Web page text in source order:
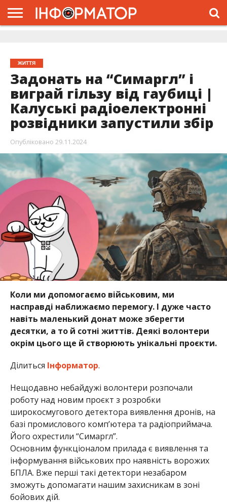
ЖИТТЯ
Задонать на “Симаргл” і
виграй гільзу від гаубиці |
Калуські радіоелектронні
розвідники запустили збір
Опубліковано 29.11.2024
Коли ми допомогаємо військовим, ми
насправді наближаємо перемогу. І дуже часто
навіть маленький донат може зберегти
десятки, а то й сотні життів. Деякі волонтери
окрім цього ще й створюють унікальні проєкти.
Ділиться Інформатор.
Нещодавно небайдужі волонтери розпочали
роботу над новим проєкт з розробки
широкосмугового детектора виявлення дронів, на
базі промислового компʼютера та радіоприймача.
Його охрестили “Симаргл”.
Основним функціоналом прилада є виявлення та
інформування військових про наявність ворожих
БПЛА. Вже перші такі детектори незабаром
зможуть допомагати нашим захисникам в зоні
бойових дій.